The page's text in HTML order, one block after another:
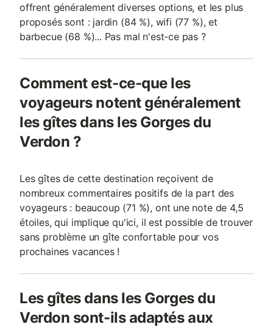
offrent généralement diverses options, et les plus
proposés sont : jardin (84 %), wifi (77 %), et
barbecue (68 %)... Pas mal n'est-ce pas ?
Comment est-ce-que les
voyageurs notent généralement
les gîtes dans les Gorges du
Verdon ?
Les gîtes de cette destination reçoivent de
nombreux commentaires positifs de la part des
voyageurs : beaucoup (71 %), ont une note de 4,5
étoiles, qui implique qu'ici, il est possible de trouver
sans problème un gîte confortable pour vos
prochaines vacances !
Les gîtes dans les Gorges du
Verdon sont-ils adaptés aux